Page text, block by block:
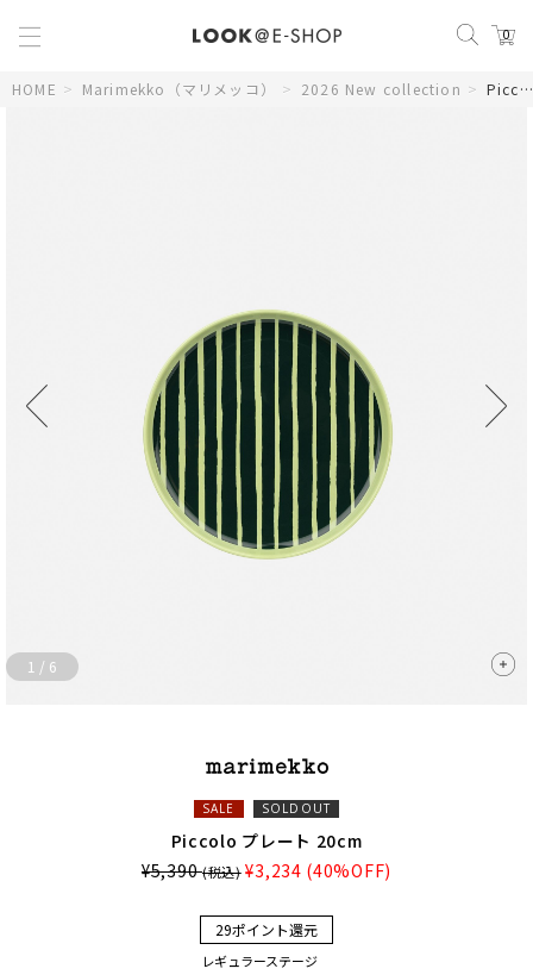
0
HOME > Marimekko（マリメッコ） > 2026 New collection > Piccolo プレート 20cm
1 / 6
SALE SOLDOUT
Piccolo プレート 20cm
¥5,390(税込) ¥3,234 (40%OFF)
29ポイント還元
レギュラーステージ